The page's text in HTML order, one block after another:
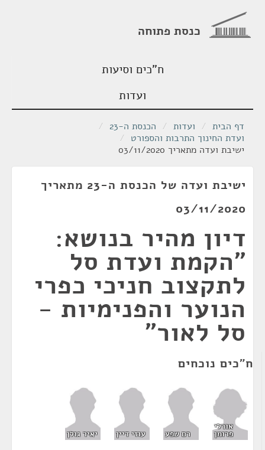
כנסת פתוחה
ח"כים וסיעות
ועדות
דף הבית / ועדות / הכנסת ה-23
/
ועדת החינוך התרבות והספורט /
ישיבת ועדה מתאריך 03/11/2020
ישיבת ועדה של הכנסת ה-23 מתאריך
03/11/2020
דיון מהיר בנושא:
"הקמת ועדת סל
לתקצוב חניכי כפרי
הנוער והפנימיות -
סל לאור"
ח"כים נוכחים
אורלי
פרומן רם שפע עוזי דיין יאיר גולן